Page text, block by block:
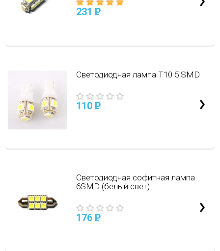
231 P
Светодиодная лампа Т10 5 SMD
110 P
Светодиодная софитная лампа
6SMD (белый свет)
176 P